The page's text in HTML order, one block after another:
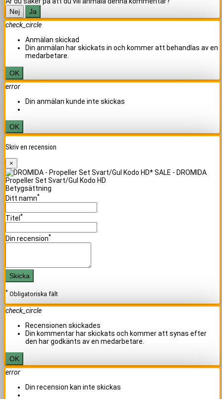
Nej
Ja
check_circle
Anmälan skickad
Din anmälan har skickats in och kommer att behandlas av en
medarbetare.
OK
error
Din anmälan kunde inte skickas
OK
Skriv en recension
×
Propeller Set Svart/Gul Kodo HD
Betygsättning
Ditt namn*
Titel *
Din recension*
Skicka
* Obligatoriska fält
check_circle
Recensionen skickades
Din kommentar har skickats och kommer att synas efter
den har godkänts av en medarbetare.
OK
error
Din recension kan inte skickas